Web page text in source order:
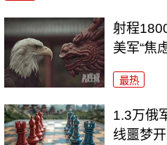
射程
美军“焦
最热
1.3万俄
线噩梦